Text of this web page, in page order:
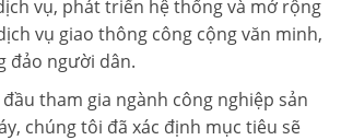
vụ, phát triển hệ thống và mở rộng
vụ giao thông công cộng văn minh,
đảo người dân.
tham gia ngành công nghiệp sản
chúng tôi đã xác định mục tiêu sẽ